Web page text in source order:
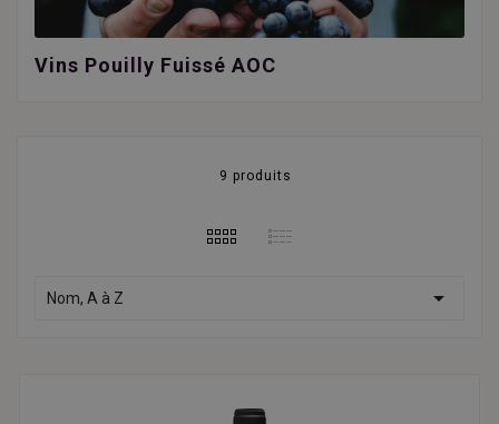
Vins Pouilly Fuissé AOC
9 produits
Nom, A à Z 